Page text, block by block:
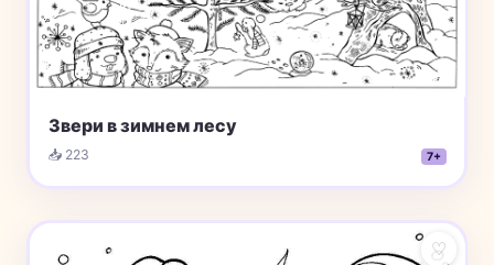
Звери в зимнем лесу
📥 223 7+
♡